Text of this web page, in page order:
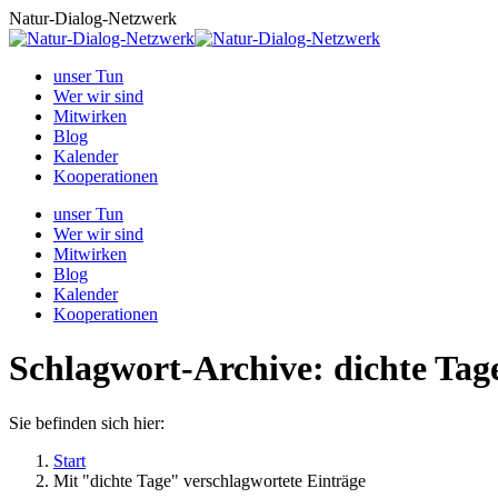
Zum
Inhalt
Natur-Dialog-Netzwerk
unser Tun
Wer wir sind
Mitwirken
Blog
Kalender
Kooperationen
unser Tun
Wer wir sind
Mitwirken
Blog
Kalender
Kooperationen
Schlagwort-Archive: dichte
Sie befinden sich hier:
Start
Mit "dichte Tage" verschlagwortete Einträge